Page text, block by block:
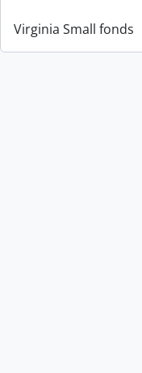
Virginia Small fonds